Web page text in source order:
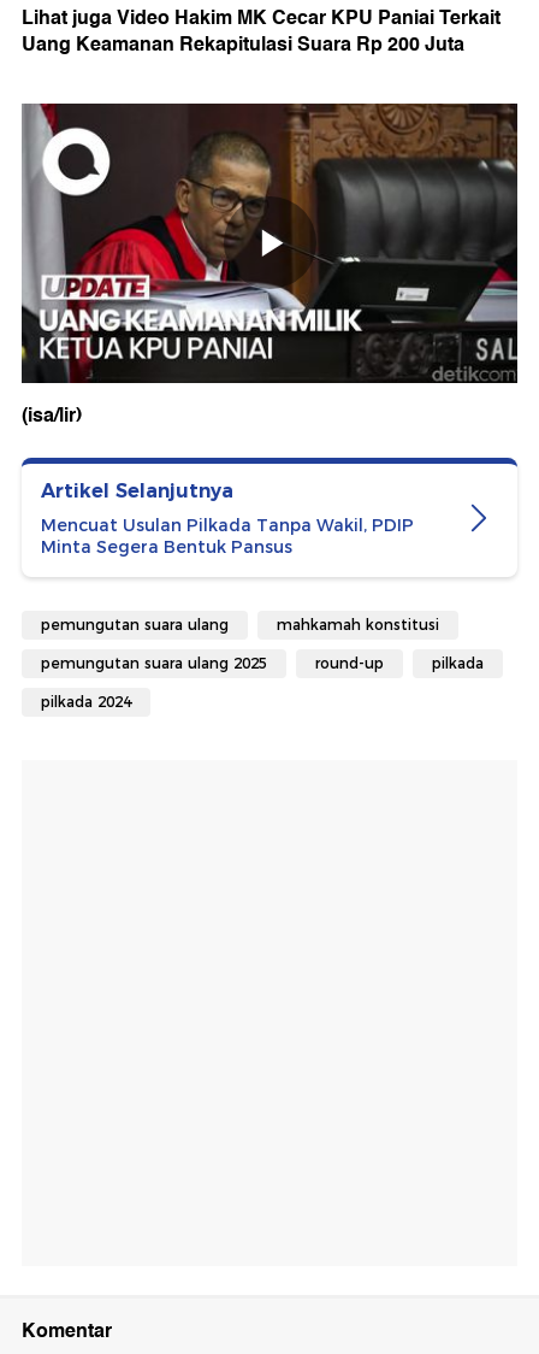
Lihat juga Video Hakim MK Cecar KPU Paniai Terkait
Uang Keamanan Rekapitulasi Suara Rp 200 Juta
(isa/lir)
Artikel Selanjutnya
Mencuat Usulan Pilkada Tanpa Wakil, PDIP
Minta Segera Bentuk Pansus
pemungutan suara ulang mahkamah konstitusi
pemungutan suara ulang 2025 round-up pilkada
pilkada 2024